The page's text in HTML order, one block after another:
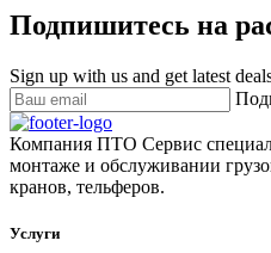
Подпишитесь на
Sign up with us and get latest
Компания ПТО Сервис
монтаже и обслуживании
кранов, тельферов.
Услуги